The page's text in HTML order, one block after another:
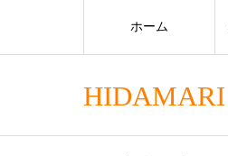
HIDAMARI
ホーム